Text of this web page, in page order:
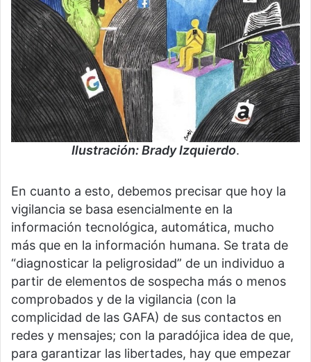
Ilustración: Brady Izquierdo.
En cuanto a esto, debemos precisar que hoy la
vigilancia se basa esencialmente en la
información tecnológica, automática, mucho
más que en la información humana. Se trata de
“diagnosticar la peligrosidad” de un individuo a
partir de elementos de sospecha más o menos
comprobados y de la vigilancia (con la
complicidad de las GAFA) de sus contactos en
redes y mensajes; con la paradójica idea de que,
para garantizar las libertades, hay que empezar